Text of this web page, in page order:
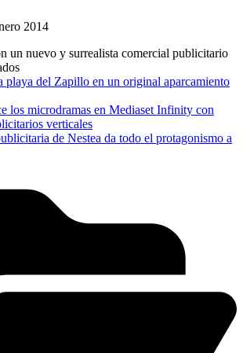
2014
un nuevo y surrealista comercial publicitario
playa del Zapillo en un original aparcamiento
los microdramas en Mediaset Infinity con
verticales
de Nestea da todo el protagonismo a